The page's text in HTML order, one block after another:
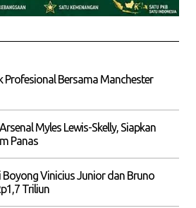
Profesional Bersama Manchester
Myles Lewis-Skelly, Siapkan
Panas
Boyong Vinicius Junior dan Bruno
Triliun